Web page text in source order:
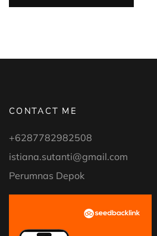
AMAZING
CONTACT ME
+6287782982508
istiana.sutanti@gmail.com
Perumnas Depok